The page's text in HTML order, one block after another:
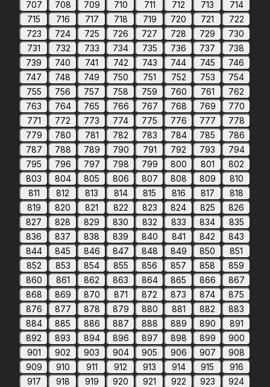
707
708 709 710 711 712 713
714
715
716 717 718 719 720 721
722
723
724 725 726 727 728 729
730
731
732 733 734 735 736 737
738
739
740 741 742 743 744 745
746
747
748 749 750 751 752 753
754
755
756 757 758 759 760 761
762
763
764 765 766 767 768 769
770
771
772 773 774 775 776 777
778
779
780 781 782 783 784 785
786
787
788 789 790 791 792 793
794
795
796 797 798 799 800 801
802
803
804 805 806 807 808 809
810
811
812 813 814 815 816 817
818
819
820 821 822 823 824 825
826
827
828 829 830 832 833 834
835
836
837 838 839 840 841 842
843
844
845 846 847 848 849 850
851
852
853 854 855 856 857 858
859
860
861 862 863 864 865 866
867
868
869 870 871 872 873 874
875
876
877 878 879 880 881 882
883
884
885 886 887 888 889 890
891
892
893 894 896 897 898 899
900
901
902 903 904 905 906 907
908
909
910 911 912 913 914 915
916
917
918 919 920 921 922 923
924